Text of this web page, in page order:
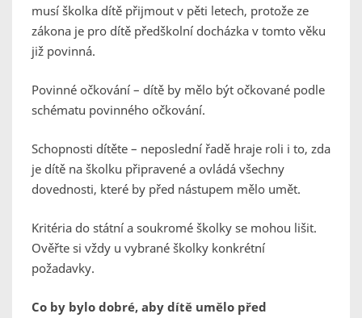
musí školka dítě přijmout v pěti letech, protože ze
zákona je pro dítě předškolní docházka v tomto věku
již povinná.
Povinné očkování – dítě by mělo být očkované podle
schématu povinného očkování.
Schopnosti dítěte – neposlední řadě hraje roli i to, zda
je dítě na školku připravené a ovládá všechny
dovednosti, které by před nástupem mělo umět.
Kritéria do státní a soukromé školky se mohou lišit.
Ověřte si vždy u vybrané školky konkrétní
požadavky.
Co by bylo dobré, aby dítě umělo před